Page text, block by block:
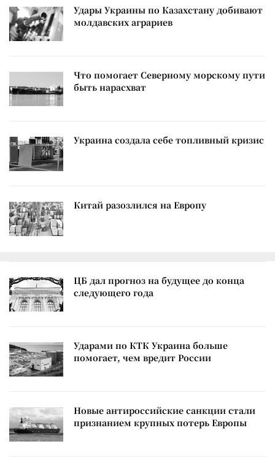
Удары Украины по Казахстану добивают
молдавских аграриев
Что помогает Северному морскому пути
быть нарасхват
Украина создала себе топливный кризис
Китай разозлился на Европу
ЦБ дал прогноз на будущее до конца
следующего года
Ударами по КТК Украина больше
помогает, чем вредит России
Новые антироссийские санкции стали
признанием крупных потерь Европы